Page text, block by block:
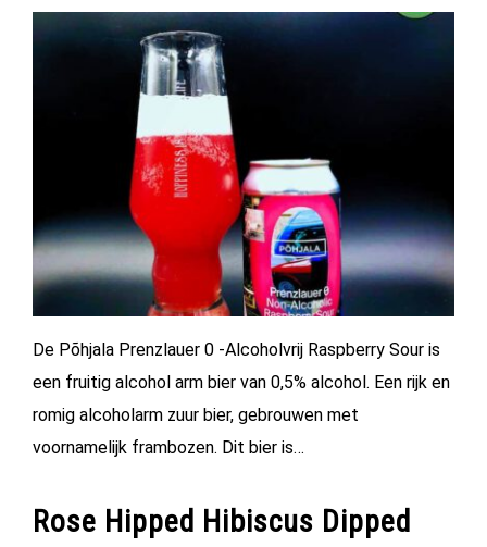
De Põhjala Prenzlauer 0 -Alcoholvrij Raspberry Sour is
een fruitig alcohol arm bier van 0,5% alcohol. Een rijk en
romig alcoholarm zuur bier, gebrouwen met
voornamelijk frambozen. Dit bier is…
Rose Hipped Hibiscus Dipped